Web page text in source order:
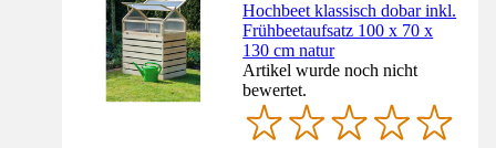
Hochbeet klassisch dobar inkl.
Frühbeetaufsatz 100 x 70 x
130 cm natur
Artikel wurde noch nicht
bewertet.